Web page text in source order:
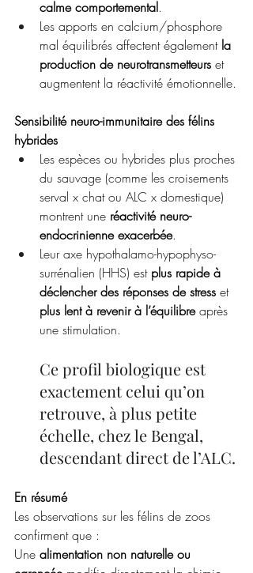
calme comportemental.
Les apports en calcium/phosphore
mal équilibrés affectent également la
production de neurotransmetteurs et
augmentent la réactivité émotionnelle.
Sensibilité neuro-immunitaire des félins
hybrides
Les espèces ou hybrides plus proches
du sauvage (comme les croisements
serval x chat ou ALC x domestique)
montrent une réactivité neuro-
endocrinienne exacerbée.
Leur axe hypothalamo-hypophyso-
surrénalien (HHS) est plus rapide à
déclencher des réponses de stress et
plus lent à revenir à l’équilibre après
une stimulation.
Ce profil biologique est
exactement celui qu’on
retrouve, à plus petite
échelle, chez le Bengal,
descendant direct de l’ALC.
En résumé
Les observations sur les félins de zoos
confirment que :
Une alimentation non naturelle ou